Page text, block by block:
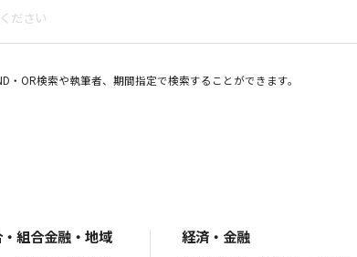
・OR検索や執筆者、期間指定で検索することができます。
組合金融・地域 経済・金融